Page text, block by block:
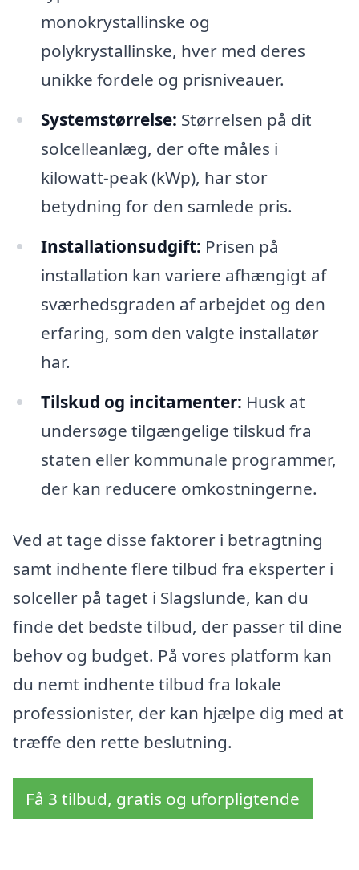
monokrystallinske og
polykrystallinske, hver med deres
unikke fordele og prisniveauer.
Systemstørrelse: Størrelsen på dit
solcelleanlæg, der ofte måles i
kilowatt-peak (kWp), har stor
betydning for den samlede pris.
Installationsudgift: Prisen på
installation kan variere afhængigt af
sværhedsgraden af arbejdet og den
erfaring, som den valgte installatør
har.
Tilskud og incitamenter: Husk at
undersøge tilgængelige tilskud fra
staten eller kommunale programmer,
der kan reducere omkostningerne.
Ved at tage disse faktorer i betragtning
samt indhente flere tilbud fra eksperter i
solceller på taget i Slagslunde, kan du
finde det bedste tilbud, der passer til dine
behov og budget. På vores platform kan
du nemt indhente tilbud fra lokale
professionister, der kan hjælpe dig med at
træffe den rette beslutning.
Få 3 tilbud, gratis og uforpligtende